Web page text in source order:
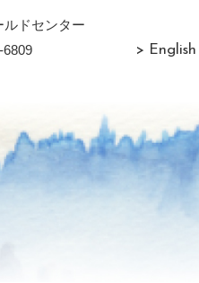
ドセンター
> English